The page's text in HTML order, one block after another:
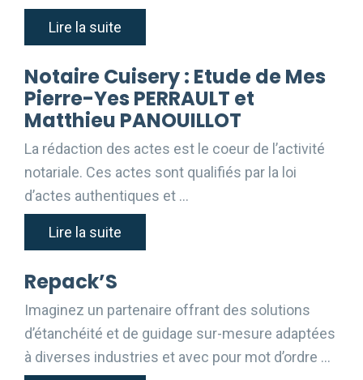
Lire la suite
Notaire Cuisery : Etude de Mes
Pierre-Yes PERRAULT et
Matthieu PANOUILLOT
La rédaction des actes est le coeur de l’activité
notariale. Ces actes sont qualifiés par la loi
d’actes authentiques et …
Lire la suite
Repack’S
Imaginez un partenaire offrant des solutions
d’étanchéité et de guidage sur-mesure adaptées
à diverses industries et avec pour mot d’ordre …